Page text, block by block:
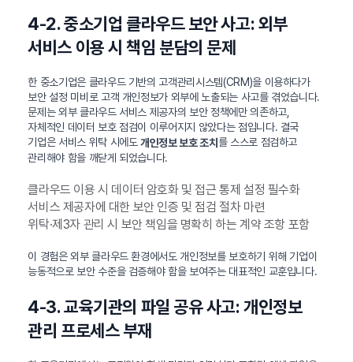
4-2. 중소기업 클라우드 보안 사고: 외부
서비스 이용 시 책임 분담의 문제
한 중소기업은 클라우드 기반의 고객관리시스템(CRM)을 이용하다가
보안 설정 미비로 고객 개인정보가 외부에 노출되는 사고를 겪었습니다.
문제는 외부 클라우드 서비스 제공자의 보안 정책에만 의존하고,
자체적인 데이터 보호 점검이 이루어지지 않았다는 점입니다. 결국
기업은 서비스 위탁 시에도개인정보 보호 조치 를 스스로 점검하고
관리해야 함을 깨닫게 되었습니다.
클라우드 이용 시 데이터 암호화 및 접근 통제 설정 필수화
서비스 제공자에 대한 보안 인증 및 점검 절차 마련
위탁·제3자 관리 시 보안 책임을 명확히 하는 계약 조항 포함
이 경험은 외부 클라우드 환경에서도 개인정보를 보호하기 위해 기업이
능동적으로 보안 수준을 검증해야 함을 보여주는 대표적인 교훈입니다.
4-3. 교육기관의 파일 공유 사고: 개인정보
관리 프로세스 부재